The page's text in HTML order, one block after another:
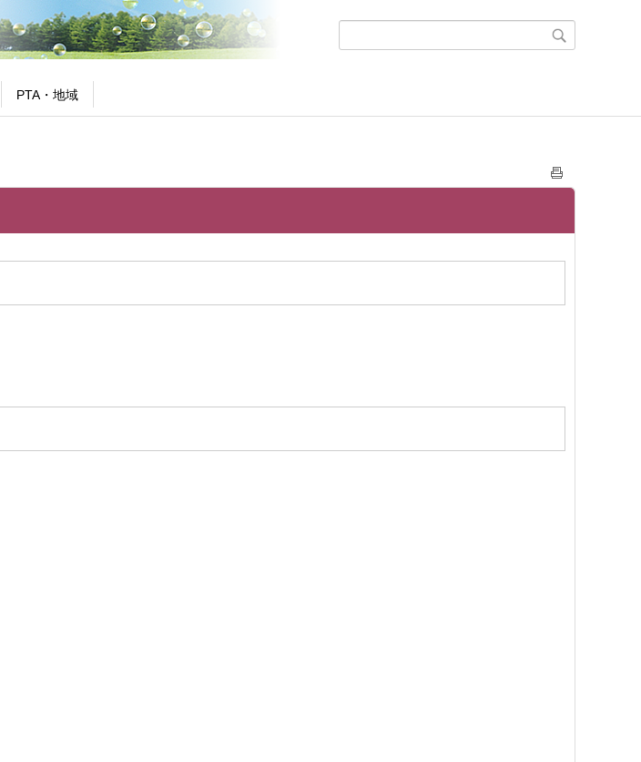
PTA・地域